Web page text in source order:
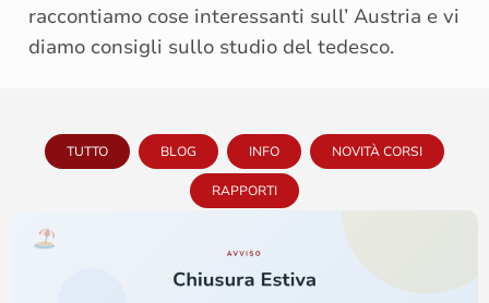
raccontiamo cose interessanti sull’ Austria e vi
diamo consigli sullo studio del tedesco.
TUTTO BLOG INFO NOVITÀ CORSI
RAPPORTI